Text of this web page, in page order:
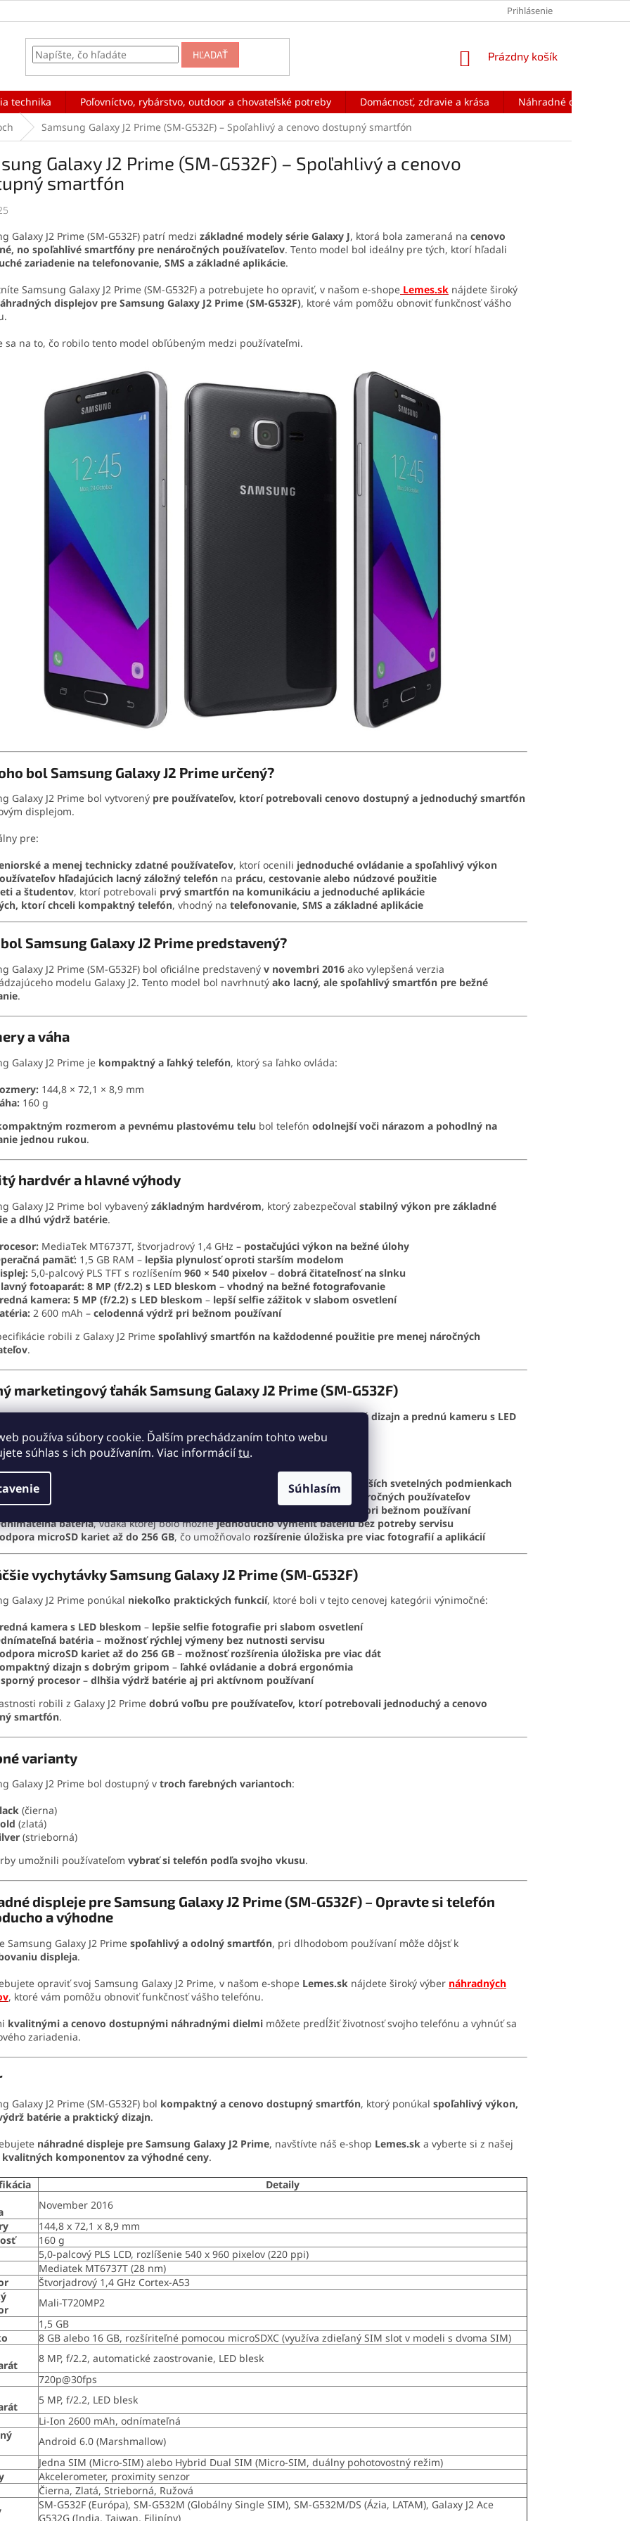
používa súbory cookie. Ďalším prechádzaním tohto webu
súhlas s ich používaním. Viac informáciítu.
Súhlasím
Prihlásenie
HĽADAŤ
NÁKUPNÝ
Prázdny košík
technika Poľovníctvo, rybárstvo, outdoor a chovateľské potreby Domácnosť, zdravie a krása
Náhradné diely na
Samsung Galaxy J2 Prime (SM-G532F) – Spoľahlivý a cenovo dostupný smartfón
Galaxy J2 Prime (SM-G532F) – Spoľahlivý a cenovo
smartfón
Galaxy J2 Prime (SM-G532F) patrí medzi základné modely série Galaxy J, ktorá bola zameraná na cenovo
no spoľahlivé smartfóny pre nenáročných používateľov. Tento model bol ideálny pre tých, ktorí hľadali
zariadenie na telefonovanie, SMS a základné aplikácie.
Samsung Galaxy J2 Prime (SM-G532F) a potrebujete ho opraviť, v našom e-shope Lemes.sk nájdete široký
displejov pre Samsung Galaxy J2 Prime (SM-G532F), ktoré vám pomôžu obnoviť funkčnosť vášho
sa na to, čo robilo tento model obľúbeným medzi používateľmi.
bol Samsung Galaxy J2 Prime určený?
Galaxy J2 Prime bol vytvorený pre používateľov, ktorí potrebovali cenovo dostupný a jednoduchý smartfón
displejom.
pre:
a menej technicky zdatné používateľov, ktorí ocenili jednoduché ovládanie a spoľahlivý výkon
hľadajúcich lacný záložný telefón na prácu, cestovanie alebo núdzové použitie
a študentov, ktorí potrebovali prvý smartfón na komunikáciu a jednoduché aplikácie
ktorí chceli kompaktný telefón, vhodný na telefonovanie, SMS a základné aplikácie
Samsung Galaxy J2 Prime predstavený?
Galaxy J2 Prime (SM-G532F) bol oficiálne predstavený v novembri 2016 ako vylepšená verzia
modelu Galaxy J2. Tento model bol navrhnutý ako lacný, ale spoľahlivý smartfón pre bežné
.
a váha
Galaxy J2 Prime je kompaktný a ľahký telefón, ktorý sa ľahko ovláda:
144,8 × 72,1 × 8,9 mm
160 g
rozmerom a pevnému plastovému telu bol telefón odolnejší voči nárazom a pohodlný na
jednou rukou.
hardvér a hlavné výhody
Galaxy J2 Prime bol vybavený základným hardvérom, ktorý zabezpečoval stabilný výkon pre základné
a dlhú výdrž batérie.
MediaTek MT6737T, štvorjadrový 1,4 GHz – postačujúci výkon na bežné úlohy
pamäť: 1,5 GB RAM – lepšia plynulosť oproti starším modelom
5,0-palcový PLS TFT s rozlíšením 960 × 540 pixelov – dobrá čitateľnosť na slnku
fotoaparát: 8 MP (f/2.2) s LED bleskom – vhodný na bežné fotografovanie
kamera: 5 MP (f/2.2) s LED bleskom – lepší selfie zážitok v slabom osvetlení
2 600 mAh – celodenná výdrž pri bežnom používaní
robili z Galaxy J2 Prime spoľahlivý smartfón na každodenné použitie pre menej náročných
.
marketingový ťahák Samsung Galaxy J2 Prime (SM-G532F)
pri uvedení Galaxy J2 Prime na trh zdôraznilcenovú dostupnosť, praktický dizajn a prednú kameru s LED
argumenty boli:
kamera s LED bleskom
lepšie selfie fotografie aj v horších svetelných podmienkach
dostupnosť
ideálnu voľbu pre menej náročných používateľov
rozmery a pevné plastové telo
, ktoré zaručovalodobrú odolnosť pri bežnom používaní
batéria, vďaka ktorej bolo možnéjednoducho vymeniť batériu bez potreby servisu
microSD kariet až do 256 GB, čo umožňovalo rozšírenie úložiska pre viac fotografií a aplikácií
vychytávky Samsung Galaxy J2 Prime (SM-G532F)
Galaxy J2 Prime ponúkal niekoľko praktických funkcií, ktoré boli v tejto cenovej kategórii výnimočné:
kamera s LED bleskom – lepšie selfie fotografie pri slabom osvetlení
batéria – možnosť rýchlej výmeny bez nutnosti servisu
microSD kariet až do 256 GB – možnosť rozšírenia úložiska pre viac dát
dizajn s dobrým gripom – ľahké ovládanie a dobrá ergonómia
procesor – dlhšia výdrž batérie aj pri aktívnom používaní
robili z Galaxy J2 Prime dobrú voľbu pre používateľov, ktorí potrebovali jednoduchý a cenovo
smartfón.
varianty
Galaxy J2 Prime bol dostupný v troch farebných variantoch:
(čierna)
(zlatá)
(strieborná)
umožnili používateľom vybrať si telefón podľa svojho vkusu.
displeje pre Samsung Galaxy J2 Prime (SM-G532F) – Opravte si telefón
a výhodne
Samsung Galaxy J2 Prime spoľahlivý a odolný smartfón, pri dlhodobom používaní môže dôjsť k
displeja.
opraviť svoj Samsung Galaxy J2 Prime, v našom e-shope Lemes.sk nájdete široký výber náhradných
, ktoré vám pomôžu obnoviť funkčnosť vášho telefónu.
kvalitnými a cenovo dostupnými náhradnými dielmi môžete predĺžiť životnosť svojho telefónu a vyhnúť sa
zariadenia.
Galaxy J2 Prime (SM-G532F) bol kompaktný a cenovo dostupný smartfón, ktorý ponúkal spoľahlivý výkon,
batérie a praktický dizajn.
náhradné displeje pre Samsung Galaxy J2 Prime, navštívte náš e-shop Lemes.sk a vyberte si z našej
kvalitných komponentov za výhodné ceny.
Detaily
November 2016
144,8 x 72,1 x 8,9 mm
160 g
5,0-palcový PLS LCD, rozlíšenie 540 x 960 pixelov (220 ppi)
Mediatek MT6737T (28 nm)
Štvorjadrový 1,4 GHz Cortex-A53
Mali-T720MP2
1,5 GB
8 GB alebo 16 GB, rozšíriteľné pomocou microSDXC (využíva zdieľaný SIM slot v modeli s dvoma SIM)
8 MP, f/2.2, automatické zaostrovanie, LED blesk
720p@30fps
5 MP, f/2.2, LED blesk
Li-Ion 2600 mAh, odnímateľná
Android 6.0 (Marshmallow)
Jedna SIM (Micro-SIM) alebo Hybrid Dual SIM (Micro-SIM, duálny pohotovostný režim)
Akcelerometer, proximity senzor
Čierna, Zlatá, Strieborná, Ružová
SM-G532F (Európa), SM-G532M (Globálny Single SIM), SM-G532M/DS (Ázia, LATAM), Galaxy J2 Ace
G532G (India, Taiwan, Filipíny)